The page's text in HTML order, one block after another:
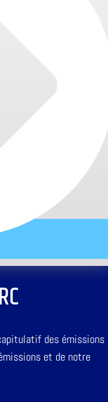
des émissions
et de notre